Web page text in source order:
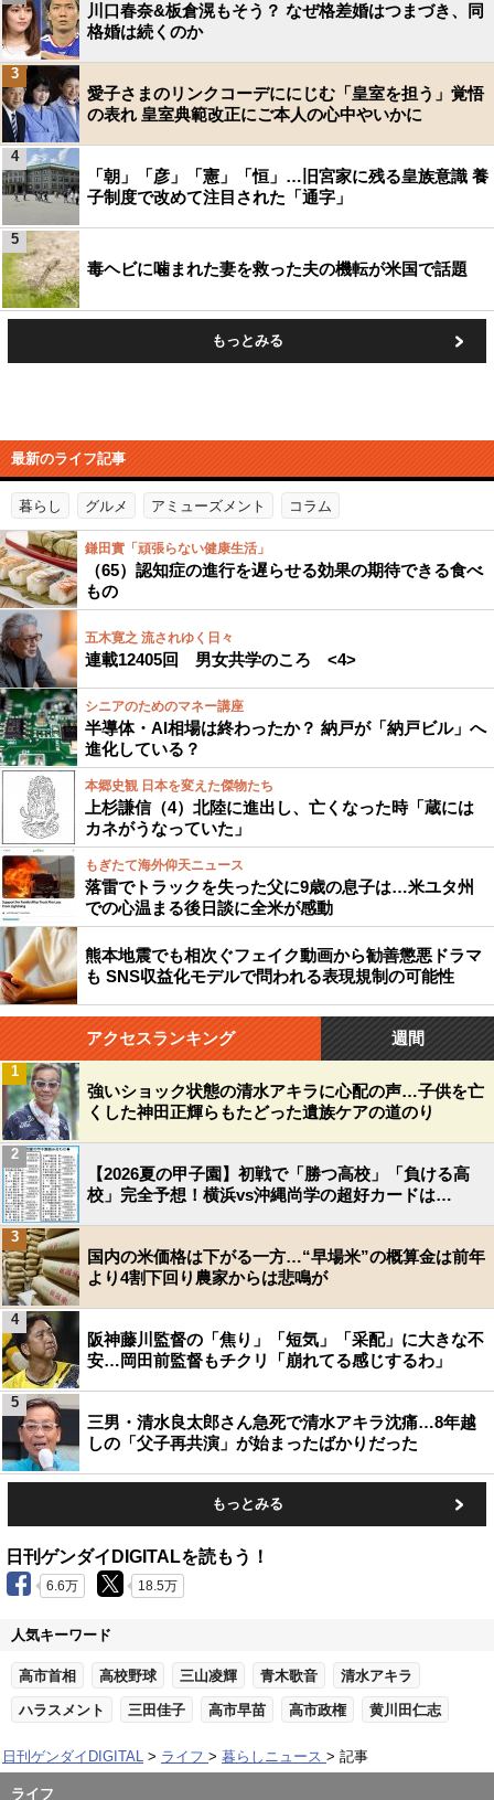
川口春奈&板倉滉もそう？ なぜ格差婚はつまづき、同
格婚は続くのか
愛子さまのリンクコーデににじむ「皇室を担う」覚悟
の表れ 皇室典範改正にご本人の心中やいかに
3
「朝」「彦」「憲」「恒」…旧宮家に残る皇族意識 養
子制度で改めて注目された「通字」
4
毒ヘビに噛まれた妻を救った夫の機転が米国で話題
5
もっとみる
最新のライフ記事
暮らし グルメ アミューズメント コラム
鎌田實「頑張らない健康生活」
（65）認知症の進行を遅らせる効果の期待できる食べ
もの
五木寛之 流されゆく日々
連載12405回 男女共学のころ <4>
シニアのためのマネー講座
半導体・AI相場は終わったか？ 納戸が「納戸ビル」へ
進化している？
本郷史観 日本を変えた傑物たち
上杉謙信（4）北陸に進出し、亡くなった時「蔵には
カネがうなっていた」
もぎたて海外仰天ニュース
落雷でトラックを失った父に9歳の息子は…米ユタ州
での心温まる後日談に全米が感動
熊本地震でも相次ぐフェイク動画から勧善懲悪ドラマ
も SNS収益化モデルで問われる表現規制の可能性
アクセスランキング 週間
強いショック状態の清水アキラに心配の声…子供を亡
くした神田正輝らもたどった遺族ケアの道のり
1
【2026夏の甲子園】初戦で「勝つ高校」「負ける高
校」完全予想！横浜vs沖縄尚学の超好カードは…
2
国内の米価格は下がる一方…“早場米”の概算金は前年
より4割下回り農家からは悲鳴が
3
阪神藤川監督の「焦り」「短気」「采配」に大きな不
安…岡田前監督もチクリ「崩れてる感じするわ」
4
三男・清水良太郎さん急死で清水アキラ沈痛…8年越
しの「父子再共演」が始まったばかりだった
5
もっとみる
日刊ゲンダイDIGITALを読もう！
6.6万 18.5万
人気キーワード
高市首相 高校野球 三山凌輝 青木歌音 清水アキラ
ハラスメント 三田佳子 高市早苗 高市政権 黄川田仁志
日刊ゲンダイDIGITAL ライフ 暮らしニュース 記事
ライフ